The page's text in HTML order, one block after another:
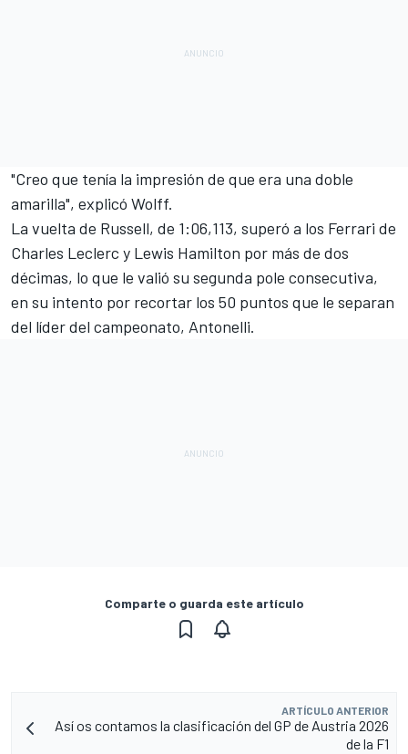
"Creo que tenía la impresión de que era una doble
amarilla", explicó Wolff.
La vuelta de Russell, de 1:06,113, superó a los Ferrari de
Charles Leclerc y Lewis Hamilton por más de dos
décimas, lo que le valió su segunda pole consecutiva,
en su intento por recortar los 50 puntos que le separan
del líder del campeonato, Antonelli.
Comparte o guarda este artículo
ARTÍCULO ANTERIOR
Así os contamos la clasificación del GP de Austria 2026
de la F1